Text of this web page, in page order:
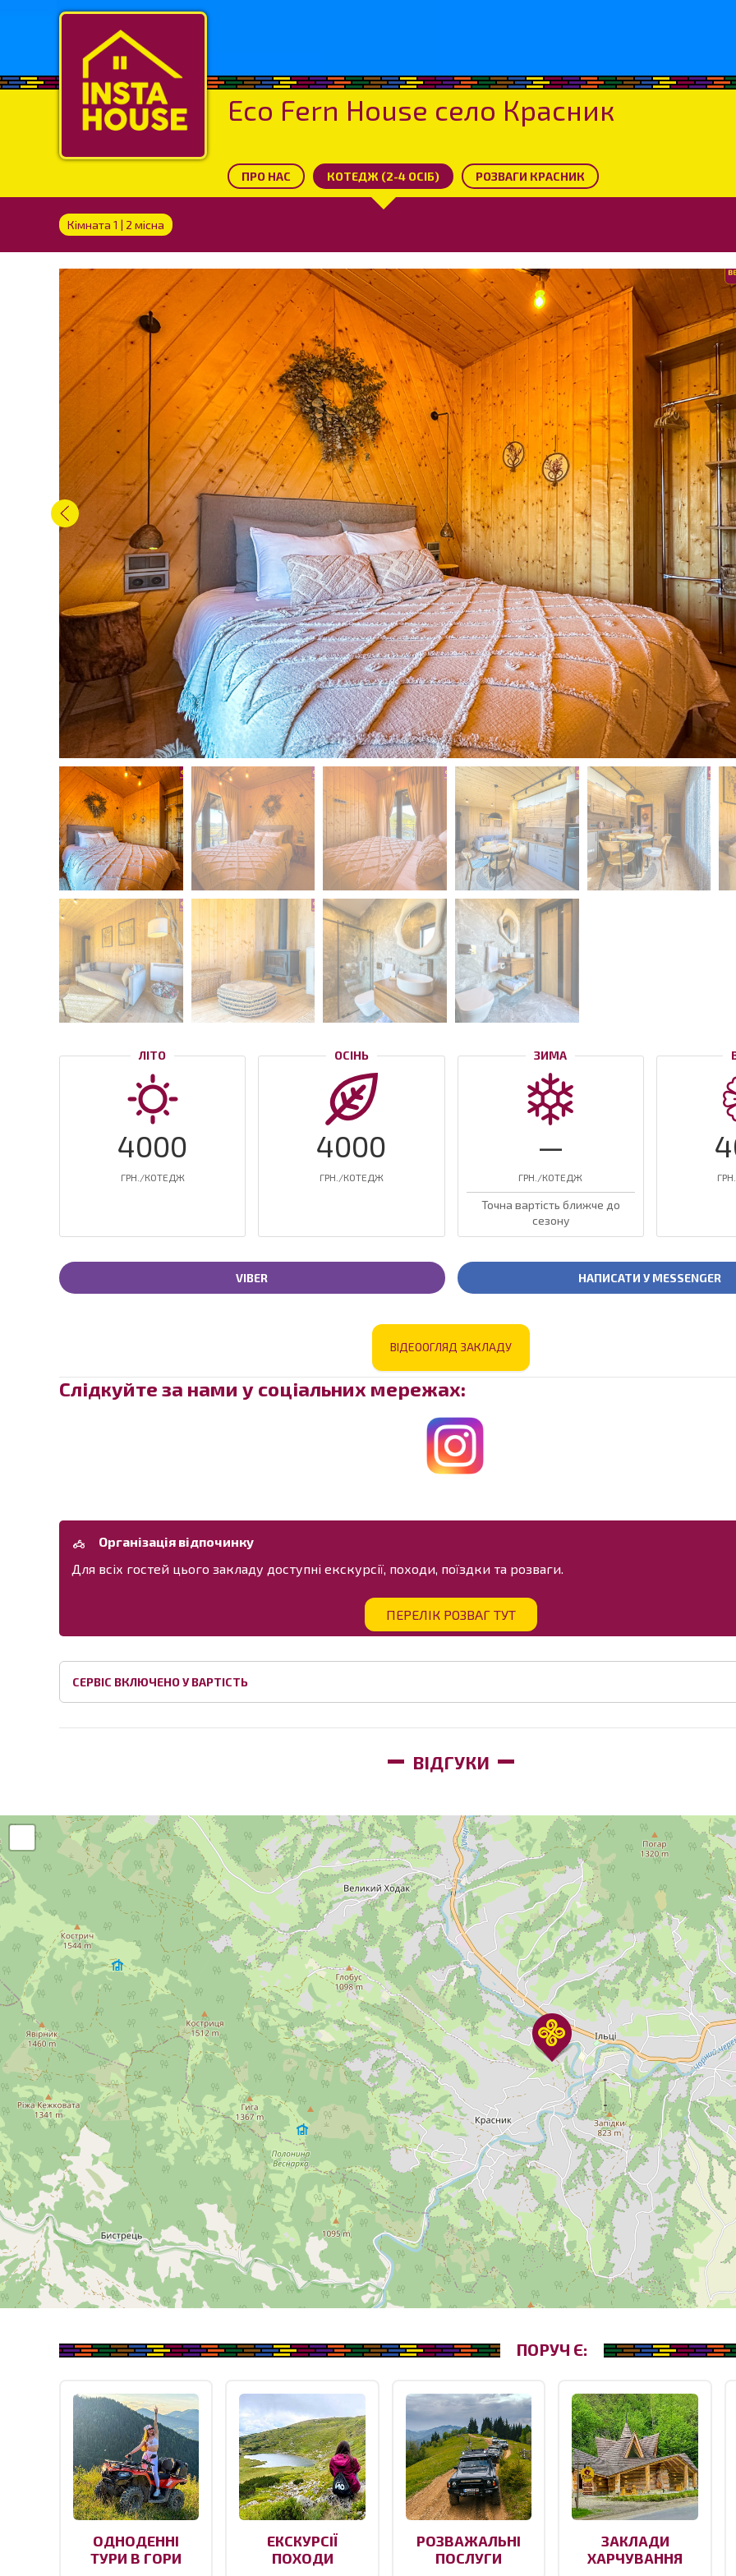
Eco Fern House село Красник
ПРО НАС КОТЕДЖ (2-4 ОСІБ) РОЗВАГИ КРАСНИК
Кімната 1 | 2 місна
ЛІТО
4000
ГРН./КОТЕДЖ
ОСІНЬ
4000
ГРН./КОТЕДЖ
ЗИМА
—
ГРН./КОТЕДЖ
Точна вартість ближче до
сезону
VIBER НАПИСАТИ У MESSENGER
ВІДЕООГЛЯД ЗАКЛАДУ
Слідкуйте за нами у соціальних мережах:
Організація відпочинку
Для всіх гостей цього закладу доступні екскурсії, походи, поїздки та розваги.
ПЕРЕЛІК РОЗВАГ ТУТ
СЕРВІС ВКЛЮЧЕНО У ВАРТІСТЬ
ВІДГУКИ
ПОРУЧ Є:
ОДНОДЕННІ
ТУРИ В ГОРИ
ЕКСКУРСІЇ
ПОХОДИ
РОЗВАЖАЛЬНІ
ПОСЛУГИ
ЗАКЛАДИ
ХАРЧУВАННЯ